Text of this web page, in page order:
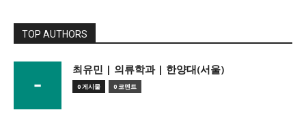
TOP AUTHORS
­최유민 | 의류학과 | 한양대(서울)
0 게시물 0 코멘트